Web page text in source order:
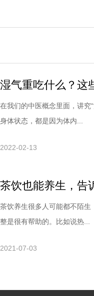
湿气重吃什么？这
在我们的中医概念里面，讲究
身体状态，都是因为体内...
2022-02-13
茶饮也能养生，告
茶饮养生很多人可能都不陌
整是很有帮助的。比如说热...
2021-07-03